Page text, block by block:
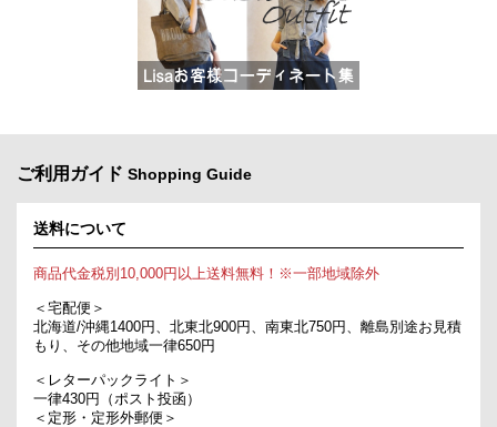
ご利用ガイド Shopping Guide
送料について
商品代金税別10,000円以上送料無料！※一部地域除外
＜宅配便＞
北海道/沖縄1400円、北東北900円、南東北750円、離島別途お見積
もり、その他地域一律650円
＜レターパックライト＞
一律430円（ポスト投函）
＜定形・定形外郵便＞